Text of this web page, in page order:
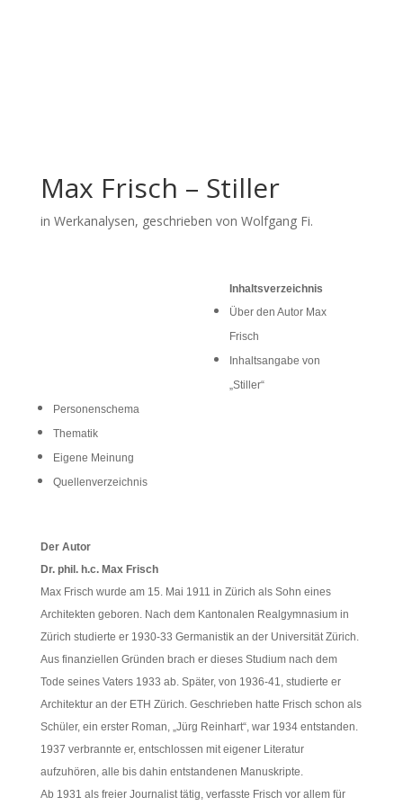
Max Frisch – Stiller
in Werkanalysen, geschrieben von Wolfgang Fi.
Inhaltsverzeichnis
Über den Autor Max
Frisch
Inhaltsangabe von
„Stiller“
Personenschema
Thematik
Eigene Meinung
Quellenverzeichnis
Der Autor
Dr. phil. h.c. Max Frisch
Max Frisch wurde am 15. Mai 1911 in Zürich als Sohn eines
Architekten geboren. Nach dem Kantonalen Realgymnasium in
Zürich studierte er 1930-33 Germanistik an der Universität Zürich.
Aus finanziellen Gründen brach er dieses Studium nach dem
Tode seines Vaters 1933 ab. Später, von 1936-41, studierte er
Architektur an der ETH Zürich. Geschrieben hatte Frisch schon als
Schüler, ein erster Roman, „Jürg Reinhart“, war 1934 entstanden.
1937 verbrannte er, entschlossen mit eigener Literatur
aufzuhören, alle bis dahin entstandenen Manuskripte.
Ab 1931 als freier Journalist tätig, verfasste Frisch vor allem für